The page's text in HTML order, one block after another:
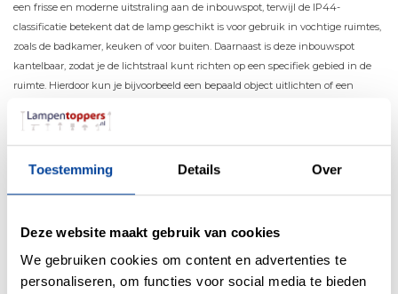
Toestemming Details Over
Deze website maakt gebruik van cookies
We gebruiken cookies om content en advertenties te
personaliseren, om functies voor social media te bieden
een frisse en moderne uitstraling aan de inbouwspot, terwijl de IP44-
classificatie betekent dat de lamp geschikt is voor gebruik in vochtige ruimtes,
zoals de badkamer, keuken of voor buiten. Daarnaast is deze inbouwspot
kantelbaar, zodat je de lichtstraal kunt richten op een specifiek gebied in de
ruimte. Hierdoor kun je bijvoorbeeld een bepaald object uitlichten of een
Maten 9 x 9 x 10cm (LxBxH)